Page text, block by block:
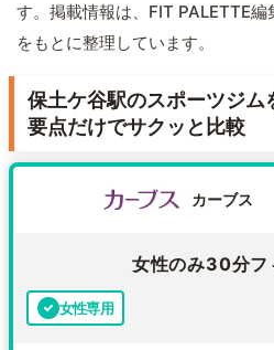
す。掲載情報は、FIT PALETTE
をもとに整理しています。
保土ケ谷駅のスポーツジム
要点だけでサクッと比較
カーブス
女性のみ30分フ
女性専用